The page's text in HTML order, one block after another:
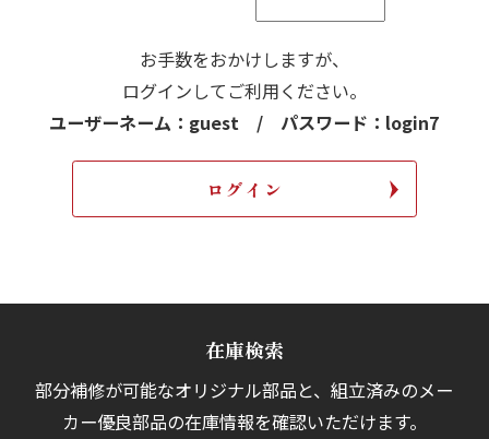
お手数をおかけしますが、
ログインしてご利用ください。
ユーザーネーム：guest / パスワード：login7
在庫検索
部分補修が可能なオリジナル部品と、組立済みのメー
カー優良部品の在庫情報を確認いただけます。